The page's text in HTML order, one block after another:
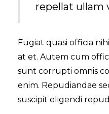
repellat ullam
Fugiat quasi officia
at et. Autem cum
sunt corrupti omnis
enim. Repudiandae
suscipit eligendi